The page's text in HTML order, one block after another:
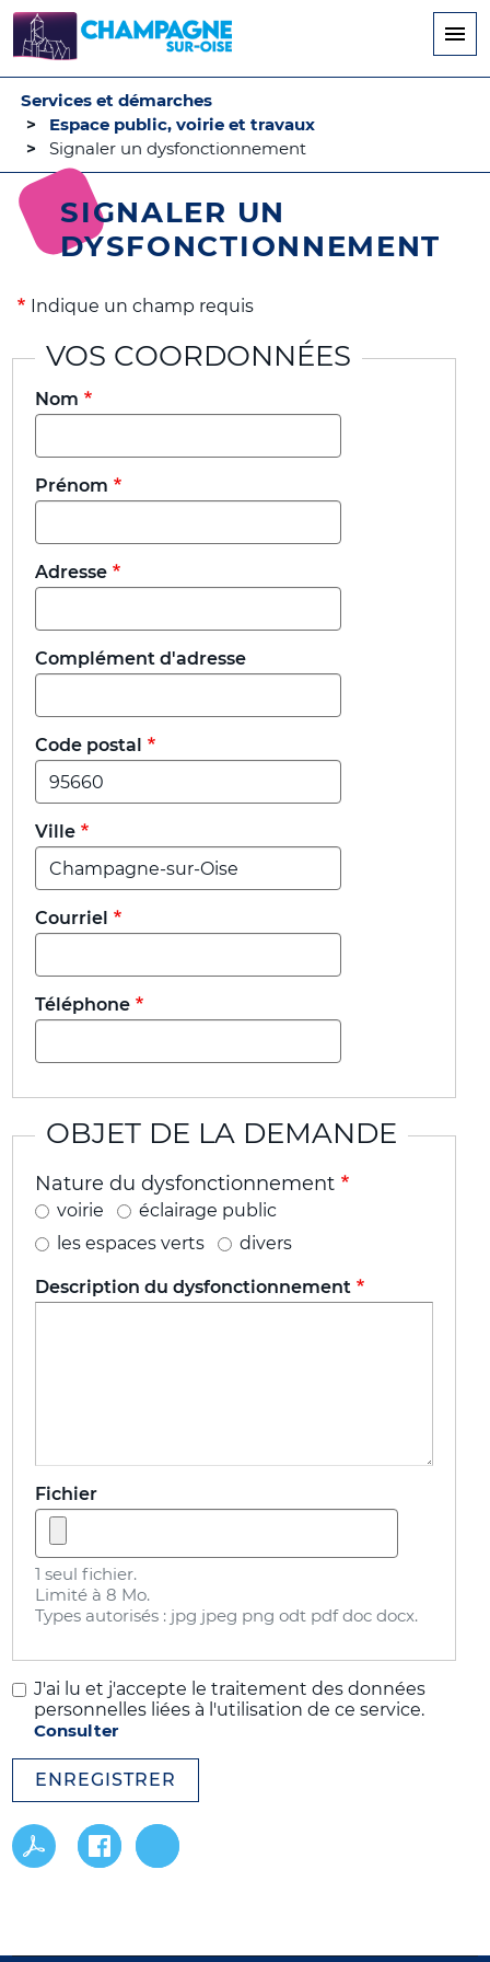
Services et démarches
Espace public, voirie et travaux
Signaler un dysfonctionnement
SIGNALER UN
DYSFONCTIONNEMENT
Indique un champ requis
VOS COORDONNÉES
Nom
Prénom
Adresse
Complément d'adresse
Code postal
Ville
Courriel
Téléphone
OBJET DE LA DEMANDE
Nature du dysfonctionnement
voirie
éclairage public
les espaces verts
divers
Description du dysfonctionnement
Fichier
1 seul fichier.
Limité à 8 Mo.
Types autorisés : jpg jpeg png odt pdf doc docx.
J'ai lu et j'accepte le traitement des données
personnelles liées à l'utilisation de ce service.
Consulter
ENREGISTRER